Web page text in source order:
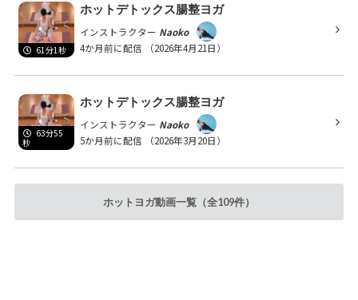
61分1秒
ホットデトックス腸整ヨガ
インストラクター Naoko
4か月前に配信
（2026年4月21日）
63分55
秒
ホットデトックス腸整ヨガ
インストラクター Naoko
5か月前に配信
（2026年3月20日）
ホットヨガ動画一覧（全109件）